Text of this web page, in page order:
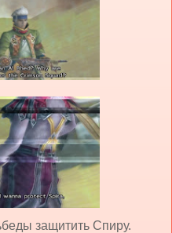
защитить Спиру.